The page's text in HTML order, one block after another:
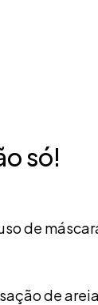
só!
de
de